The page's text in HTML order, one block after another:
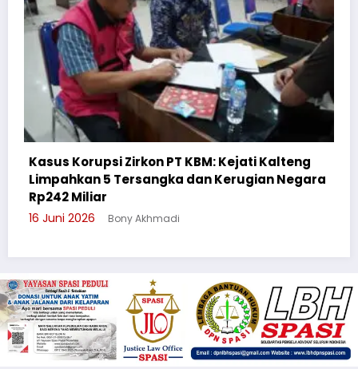
Cegah Bullying, Sikum Polresta Palangka
Suluh Pelajar SMAN 6
3 Juni 2026